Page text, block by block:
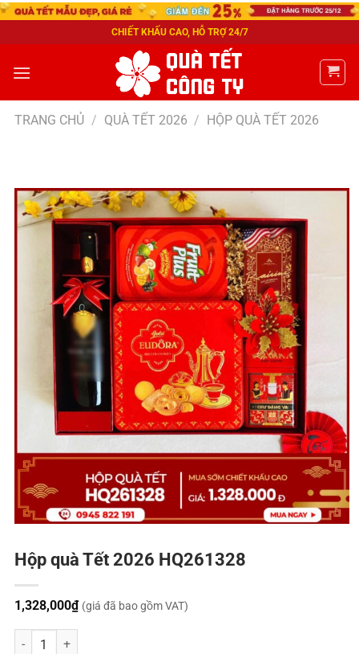
CHIẾT KHẤU CAO, HỖ TRỢ 24/7
TRANG CHỦ / QUÀ TẾT 2026 / HỘP QUÀ TẾT 2026
Hộp quà Tết 2026 HQ261328
1,328,000₫ (giá đã bao gồm VAT)
Hộp quà Tết 2026 HQ261328 số lượng